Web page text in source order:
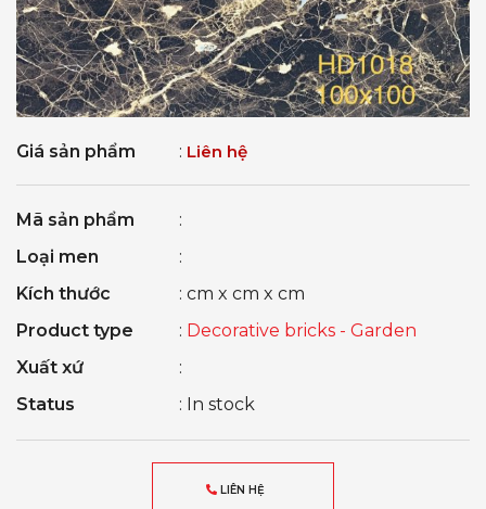
Giá sản phẩm : Liên hệ
Mã sản phẩm
:
Loại men
:
Kích thước
: cm x cm x cm
Product type
: Decorative bricks - Garden
Xuất xứ
:
Status
: In stock
LIÊN HỆ